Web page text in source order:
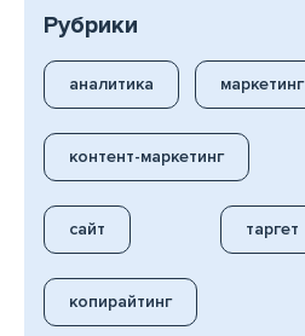
Рубрики
аналитика маркетинг
контент-маркетинг
сайт таргет
копирайтинг